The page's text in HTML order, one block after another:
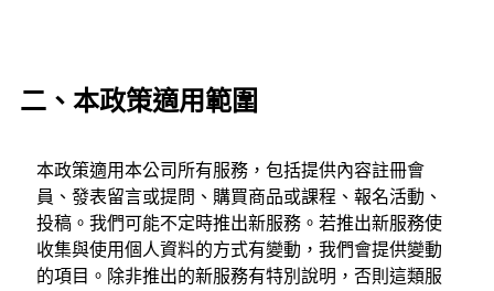
二、本政策適用範圍
本政策適用本公司所有服務，包括提供內容註冊會
員、發表留言或提問、購買商品或課程、報名活動、
投稿。我們可能不定時推出新服務。若推出新服務使
收集與使用個人資料的方式有變動，我們會提供變動
的項目。除非推出的新服務有特別說明，否則這類服